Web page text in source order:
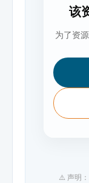
该
为了资
⚠️ 声明